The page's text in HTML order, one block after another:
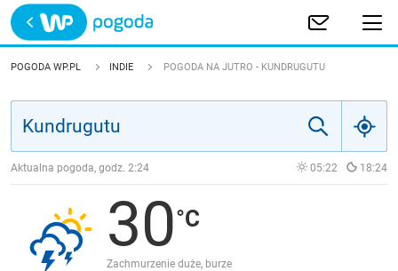
Trwa ładowanie
POLSKA
JAKOŚĆ POWIETRZA
POGODA WP.PL INDIE POGODA NA JUTRO - KUNDRUGUTU
Aktualna pogoda, godz. 2:24 05:22 18:24
30
Zachmurzenie duże, burze